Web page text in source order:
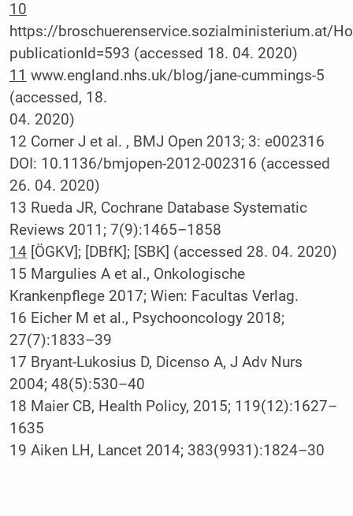
10
https://broschuerenservice.sozialministerium.at/
publicationId=593 (accessed 18. 04. 2020)
11 www.england.nhs.uk/blog/jane-cummings-5
(accessed, 18.
04. 2020)
12 Corner J et al. , BMJ Open 2013; 3: e002316
DOI: 10.1136/bmjopen-2012-002316 (accessed
26. 04. 2020)
13 Rueda JR, Cochrane Database Systematic
Reviews 2011; 7(9):1465–1858
14[ÖGKV]; [DBfK]; [SBK] (accessed 28. 04. 2020)
15 Margulies A et al., Onkologische
Krankenpflege 2017; Wien: Facultas Verlag.
16 Eicher M et al., Psychooncology 2018;
27(7):1833–39
17 Bryant-Lukosius D, Dicenso A, J Adv Nurs
2004; 48(5):530–40
18 Maier CB, Health Policy, 2015; 119(12):1627–
1635
19 Aiken LH, Lancet 2014; 383(9931):1824–30